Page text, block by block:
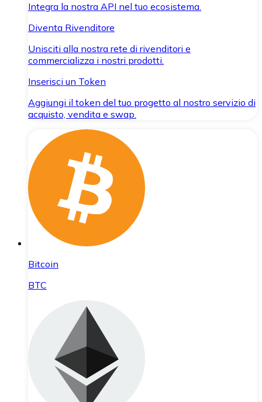
Integra la nostra API nel tuo ecosistema.
Diventa Rivenditore
Unisciti alla nostra rete di rivenditori e
commercializza i nostri prodotti.
Inserisci un Token
Aggiungi il token del tuo progetto al nostro servizio di
acquisto, vendita e swap.
Bitcoin
BTC